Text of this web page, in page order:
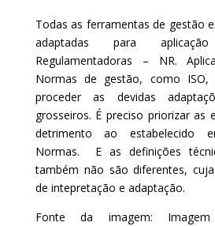
Todas as ferramentas de gestão
adaptadas para
Regulamentadoras – NR.
Normas de gestão, como
proceder as devidas
grosseiros. É preciso priorizar as
detrimento ao estabelecido
Normas. E as definições
também não são diferentes,
de intepretação e adaptação.
Fonte da imagem: